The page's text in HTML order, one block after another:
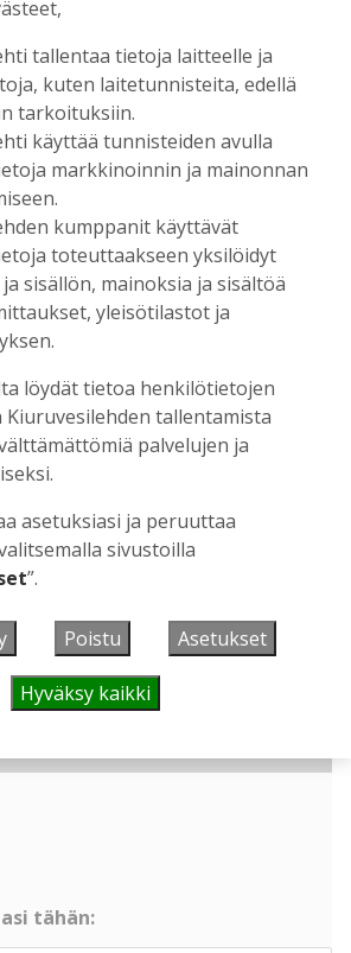
Tilaajille
Soini
22.12.2025 07:00
nuorille lahjakkuuksille –
järjestetyn
tuotosta
lähes 5 000 euroa
ja urheilun parissa
nuorille
Tilaajille
Laatikainen
19.12.2025
jaetaan
ikääntyneille ja yksin
luvassa perinteinen ateria
ja laatikoineen
16.12.202514:18
aiemmat
tähän:
tallentaa tietoja laitteelle ja
kuten laitetunnisteita, edellä
tarkoituksiin.
käyttää tunnisteiden avulla
markkinoinnin ja mainonnan
kumppanit käyttävät
toteuttaakseen yksilöidyt
sisällön, mainoksia ja sisältöä
yleisötilastot ja
löydät tietoa henkilötietojen
Kiuruvesilehden tallentamista
palvelujen ja
asetuksiasi ja peruuttaa
sivustoilla
”.
Poistu Asetukset
Hyväksy kaikki